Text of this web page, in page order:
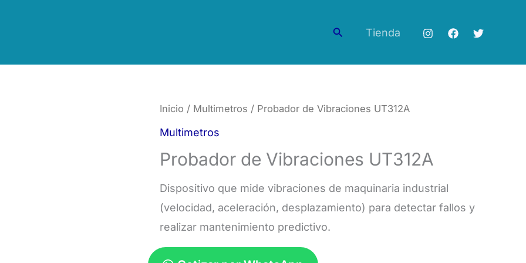
BuscarTienda
Inicio / Multimetros / Probador de Vibraciones UT312A
Multimetros
Probador de Vibraciones UT312A
Dispositivo que mide vibraciones de maquinaria industrial
(velocidad, aceleración, desplazamiento) para detectar fallos y
realizar mantenimiento predictivo.